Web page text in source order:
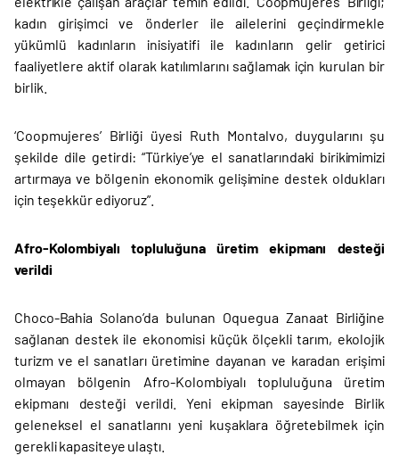
kadın girişimci ve önderler ile ailelerini geçindirmekle
yükümlü kadınların inisiyatifi ile kadınların gelir getirici
faaliyetlere aktif olarak katılımlarını sağlamak için kurulan bir
birlik.
‘Coopmujeres’ Birliği üyesi Ruth Montalvo, duygularını şu
şekilde dile getirdi: “Türkiye’ye el sanatlarındaki birikimimizi
artırmaya ve bölgenin ekonomik gelişimine destek oldukları
için teşekkür ediyoruz”.
Afro-Kolombiyalı topluluğuna üretim ekipmanı desteği
verildi
Choco-Bahia Solano’da bulunan Oquegua Zanaat Birliğine
sağlanan destek ile ekonomisi küçük ölçekli tarım, ekolojik
turizm ve el sanatları üretimine dayanan ve karadan erişimi
olmayan bölgenin Afro-Kolombiyalı topluluğuna üretim
ekipmanı desteği verildi. Yeni ekipman sayesinde Birlik
geleneksel el sanatlarını yeni kuşaklara öğretebilmek için
gerekli kapasiteye ulaştı.